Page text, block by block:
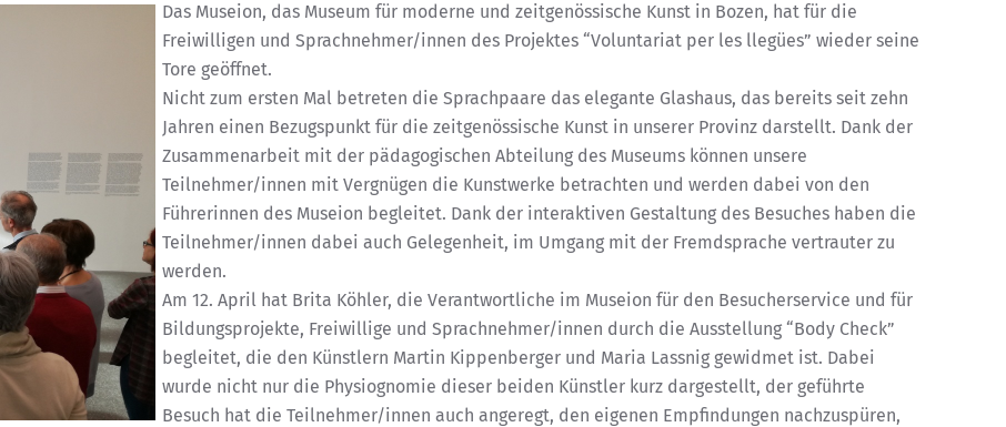
Das Museion, das Museum für moderne und zeitgenössische Kunst in Bozen, hat für die
Freiwilligen und Sprachnehmer/innen des Projektes “Voluntariat per les llegües” wieder seine
Tore geöffnet.
Nicht zum ersten Mal betreten die Sprachpaare das elegante Glashaus, das bereits seit zehn
Jahren einen Bezugspunkt für die zeitgenössische Kunst in unserer Provinz darstellt. Dank der
Zusammenarbeit mit der pädagogischen Abteilung des Museums können unsere
Teilnehmer/innen mit Vergnügen die Kunstwerke betrachten und werden dabei von den
Führerinnen des Museion begleitet. Dank der interaktiven Gestaltung des Besuches haben die
Teilnehmer/innen dabei auch Gelegenheit, im Umgang mit der Fremdsprache vertrauter zu
werden.
Am 12. April hat Brita Köhler, die Verantwortliche im Museion für den Besucherservice und für
Bildungsprojekte, Freiwillige und Sprachnehmer/innen durch die Ausstellung “Body Check”
begleitet, die den Künstlern Martin Kippenberger und Maria Lassnig gewidmet ist. Dabei
wurde nicht nur die Physiognomie dieser beiden Künstler kurz dargestellt, der geführte
Besuch hat die Teilnehmer/innen auch angeregt, den eigenen Empfindungen nachzuspüren,